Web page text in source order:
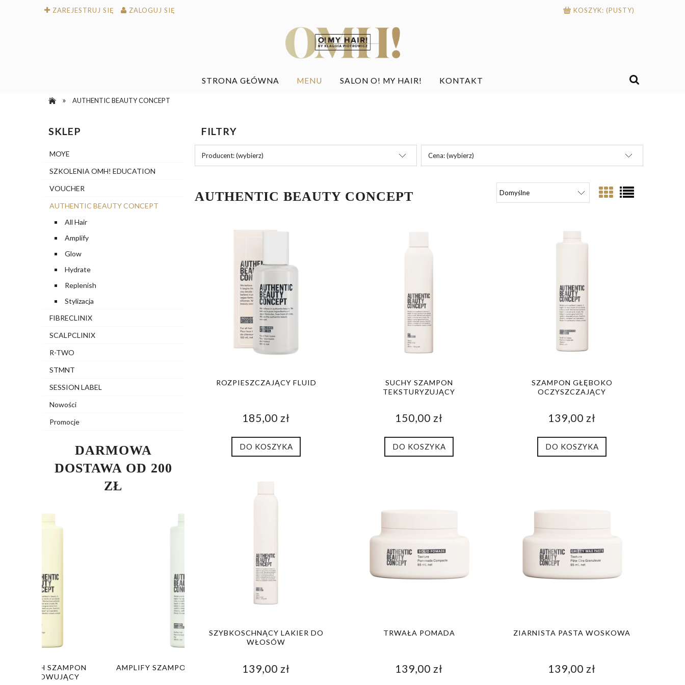
ZAREJESTRUJ SIĘ ZALOGUJ SIĘ KOSZYK: (PUSTY)
STRONA GŁÓWNA MENU SALON O! MY HAIR! KONTAKT
» AUTHENTIC BEAUTY CONCEPT
SKLEP
MOYE
SZKOLENIA OMH! EDUCATION
VOUCHER
AUTHENTIC BEAUTY CONCEPT
All Hair
Amplify
Glow
Hydrate
Replenish
Stylizacja
FIBRECLINIX
SCALPCLINIX
R-TWO
STMNT
SESSION LABEL
Nowości
Promocje
DARMOWA
DOSTAWA OD 200
ZŁ
AMPLIFY SZAMPON WZMACNIAJĄCY GLOW SZAMPON NABŁYSZCZAJĄCY HYDRATE SZAMPON NAWILŻAJĄCY SUCHY SZAMPON TEKSTURYZUJĄCY
FILTRY
Producent: (wybierz) Cena: (wybierz)
AUTHENTIC BEAUTY CONCEPT
ROZPIESZCZAJĄCY FLUID
185,00 zł
DO KOSZYKA
SUCHY SZAMPON
TEKSTURYZUJĄCY
150,00 zł
DO KOSZYKA
SZAMPON GŁĘBOKO
OCZYSZCZAJĄCY
139,00 zł
DO KOSZYKA
SZYBKOSCHNĄCY LAKIER DO
WŁOSÓW
139,00 zł
TRWAŁA POMADA
139,00 zł
ZIARNISTA PASTA WOSKOWA
139,00 zł